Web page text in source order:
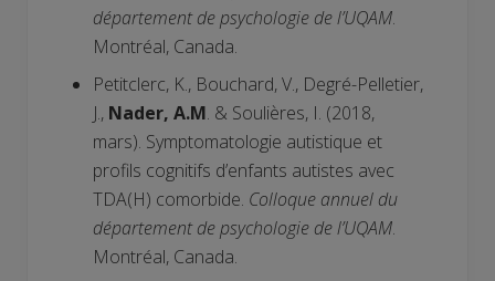
département de psychologie de l’UQAM.
Montréal, Canada.
Petitclerc, K., Bouchard, V., Degré-Pelletier,
J., Nader, A.M. & Soulières, I. (2018,
mars). Symptomatologie autistique et
profils cognitifs d’enfants autistes avec
TDA(H) comorbide. Colloque annuel du
département de psychologie de l’UQAM.
Montréal, Canada.